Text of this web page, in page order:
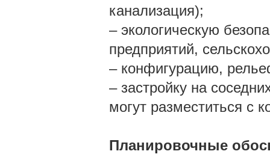
канализация);
– экологическую
предприятий,
– конфигурацию,
– застройку на
могут разместиться с
Планировочные